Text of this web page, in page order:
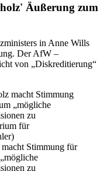
Äußerung zum
in Anne Wills
Der AfW –
von „Diskreditierung“
Stimmung für
zu